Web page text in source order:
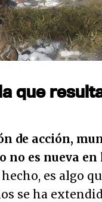
que
de acción,
no es nueva en
hecho, es algo
se ha